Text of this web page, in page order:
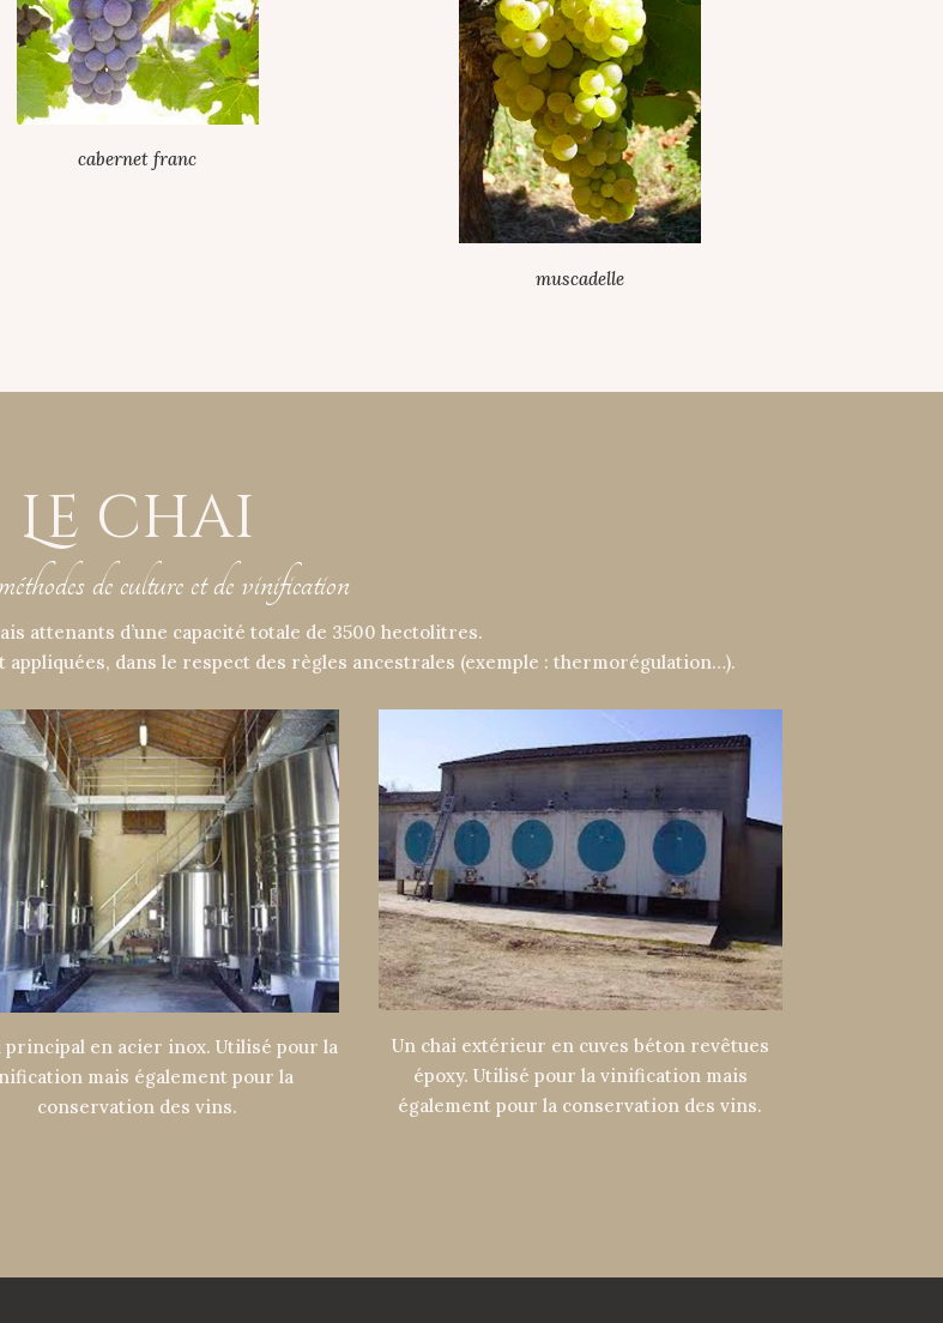
cabernet franc
muscadelle
Le chai
de culture et de vinification
attenants d’une capacité totale de 3500 hectolitres.
dans le respect des règles ancestrales (exemple : thermorégulation…).
principal en acier inox. Utilisé pour la
mais également pour la
conservation des vins.
Un chai extérieur en cuves béton revêtues
époxy. Utilisé pour la vinification mais
également pour la conservation des vins.